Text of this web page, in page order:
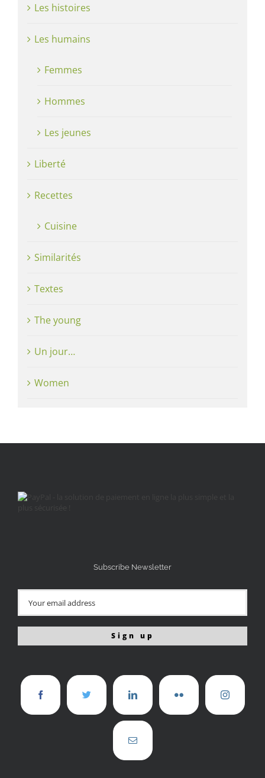
Les histoires
Les humains
Femmes
Hommes
Les jeunes
Liberté
Recettes
Cuisine
Similarités
Textes
The young
Un jour…
Women
Subscribe Newsletter